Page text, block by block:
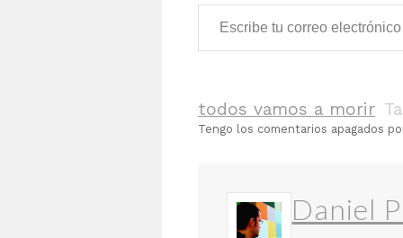
todos vamos a morir
Tengo los comentarios apagados
Daniel